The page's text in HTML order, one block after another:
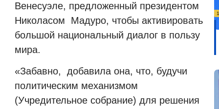
Венесуэле, предложенный президентом
Николасом Мадуро, чтобы активировать
большой национальный диалог в пользу
мира.
«Забавно, добавила она, что, будучи
политическим механизмом
(Учредительное собрание) для решения